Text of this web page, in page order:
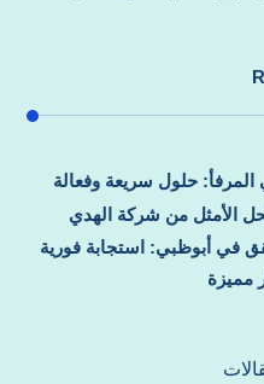
المرفأ: حلول سريعة وفعالة
الأمثل من شركة الهدي
في أبوظبي: استجابة فورية
مميزة